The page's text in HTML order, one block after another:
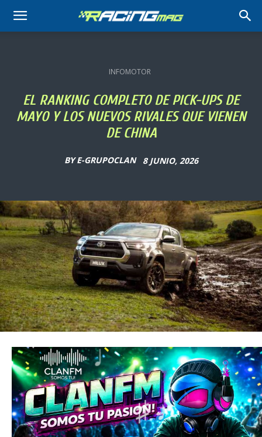
RACING
INFOMOTOR
EL RANKING COMPLETO DE PICK-UPS DE
MAYO Y LOS NUEVOS RIVALES QUE VIENEN
DE CHINA
BY E-GRUPOCLAN 8 JUNIO, 2026